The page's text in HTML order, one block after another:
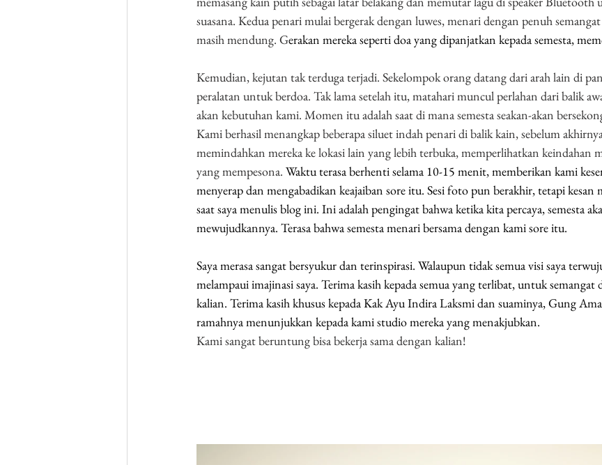
suasana. Kedua penari mulai bergerak dengan luwes, menari dengan penuh
masih mendung. Gerakan mereka seperti doa yang dipanjatkan kepada semesta,
Kemudian, kejutan tak terduga terjadi. Sekelompok orang datang dari arah lain di
peralatan untuk berdoa. Tak lama setelah itu, matahari muncul perlahan dari balik
akan kebutuhan kami. Momen itu adalah saat di mana semesta seakan-akan
Kami berhasil menangkap beberapa siluet indah penari di balik kain, sebelum
memindahkan mereka ke lokasi lain yang lebih terbuka, memperlihatkan keindahan
yang mempesona. Waktu terasa berhenti selama 10-15 menit, memberikan kami
menyerap dan mengabadikan keajaiban sore itu. Sesi foto pun berakhir, tetapi kesan
saat saya menulis blog ini. Ini adalah pengingat bahwa ketika kita percaya, semesta
mewujudkannya. Terasa bahwa semesta menari bersama dengan kami sore itu.
Saya merasa sangat bersyukur dan terinspirasi. Walaupun tidak semua visi saya
melampaui imajinasi saya. Terima kasih kepada semua yang terlibat, untuk
kalian. Terima kasih khusus kepada Kak Ayu Indira Laksmi dan suaminya, Gung
ramahnya menunjukkan kepada kami studio mereka yang menakjubkan.
Kami sangat beruntung bisa bekerja sama dengan kalian!